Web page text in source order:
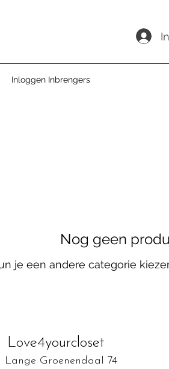
Inloggen Inbrengers
Nog geen
je een andere categorie
Love4yourcloset
Lange Groenendaal 74